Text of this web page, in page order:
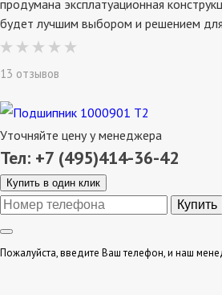
продумана эксплатуационная
будет лучшим выбором и решением
13 отзывов
Уточняйте цену у менеджера
Тел: +7 (495)414-36-42
Купить в один клик
Пожалуйста, введите Ваш телефон, и наш